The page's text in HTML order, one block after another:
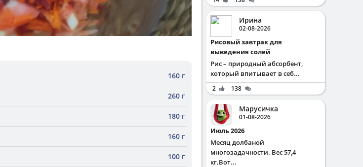
160 г
260 г
180 г
160 г
100 г
Ирина
02-08-2026
Рисовый завтрак для
выведения солей
Рис – природный абсорбент,
который впитывает в себ...
2 138
Марусичка
01-08-2026
Июль 2026
Месяц долбаной
многозадачности. Вес 57,4
кг.Вот...